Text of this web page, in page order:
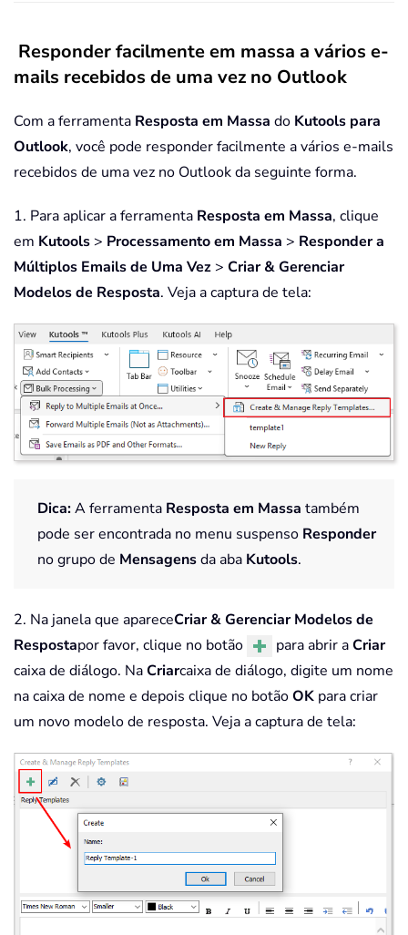
Responder facilmente em massa a vários e-
mails recebidos de uma vez no Outlook
Com a ferramenta Resposta em Massa do Kutools para
Outlook, você pode responder facilmente a vários e-mails
recebidos de uma vez no Outlook da seguinte forma.
1. Para aplicar a ferramenta Resposta em Massa, clique
em Kutools > Processamento em Massa > Responder a
Múltiplos Emails de Uma Vez > Criar & Gerenciar
Modelos de Resposta. Veja a captura de tela:
Dica:A ferramenta Resposta em Massa também
pode ser encontrada no menu suspenso Responder
no grupo de Mensagensda aba Kutools.
2. Na janela que apareceCriar & Gerenciar Modelos de
Respostapor favor, clique no botão para abrir aCriar
caixa de diálogo. NaCriarcaixa de diálogo, digite um nome
na caixa de nome e depois clique no botãoOK para criar
um novo modelo de resposta. Veja a captura de tela: